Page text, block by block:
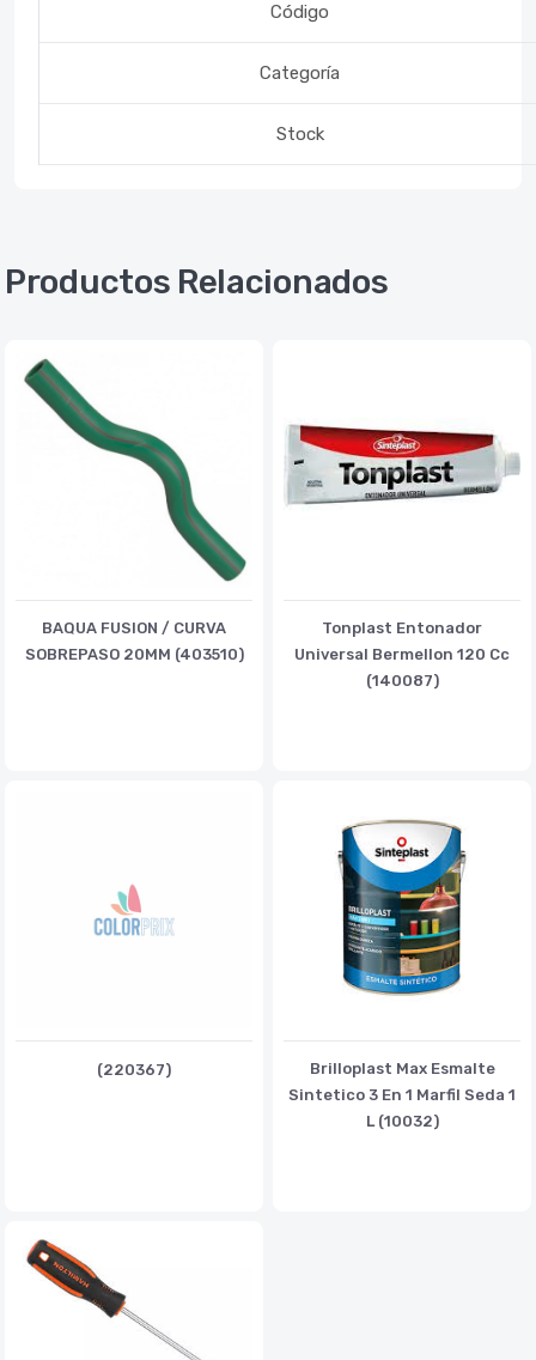
Código
Categoría
Stock
Productos Relacionados
BAQUA FUSION / CURVA
SOBREPASO 20MM (403510)
Tonplast Entonador
Universal Bermellon 120 Cc
(140087)
(220367)
Brilloplast Max Esmalte
Sintetico 3 En 1 Marfil Seda 1
L (10032)